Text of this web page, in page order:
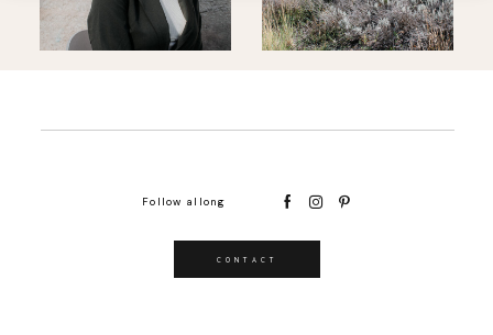
Follow allong
CONTACT